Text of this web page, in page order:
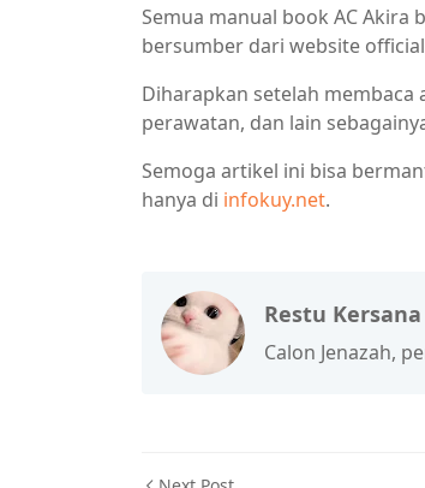
Semua manual book AC Akira
bersumber dari website official
Diharapkan setelah
perawatan, dan lain
Semoga artikel ini bisa
hanya di infokuy.net.
Restu Kersana
Calon Jenazah,